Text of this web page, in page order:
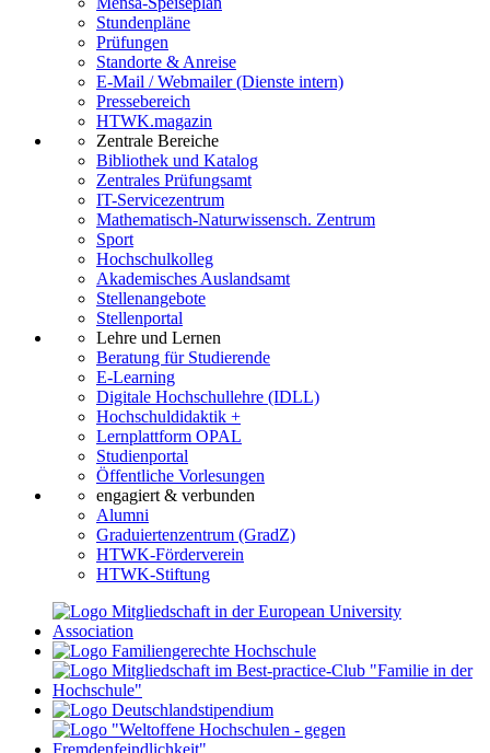
Stundenpläne
Prüfungen
Standorte & Anreise
E-Mail / Webmailer (Dienste intern)
Pressebereich
HTWK.magazin
Zentrale Bereiche
Bibliothek und Katalog
Zentrales Prüfungsamt
IT-Servicezentrum
Mathematisch-Naturwissensch. Zentrum
Sport
Hochschulkolleg
Akademisches Auslandsamt
Stellenangebote
Stellenportal
Lehre und Lernen
Beratung für Studierende
E-Learning
Digitale Hochschullehre (IDLL)
Hochschuldidaktik +
Lernplattform OPAL
Studienportal
Öffentliche Vorlesungen
engagiert & verbunden
Alumni
Graduiertenzentrum (GradZ)
HTWK-Förderverein
HTWK-Stiftung